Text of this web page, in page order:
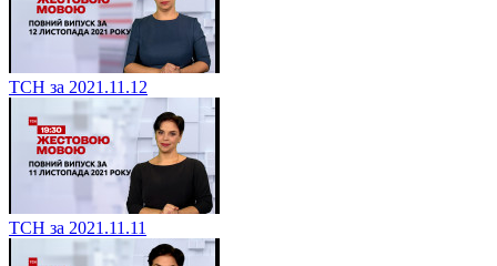
ТСН за 2021.11.12
ТСН за 2021.11.11